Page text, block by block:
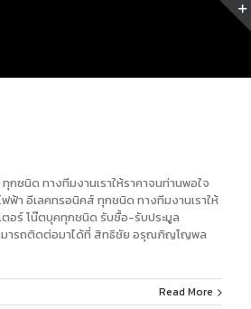
ชนิด ทางทีมงานเราให้ราคาจนท่านพอใจ
า อีเลคทรอนิคส์ ทุกชนิด ทางทีมงานเราให้
อร์ โน๊ตบุคทุกชนิด รับซื้อ-รับประมูล
ามารถติดต่อมาได้ที่ สิทธิชัย อรุณภิญโญพล
Read More